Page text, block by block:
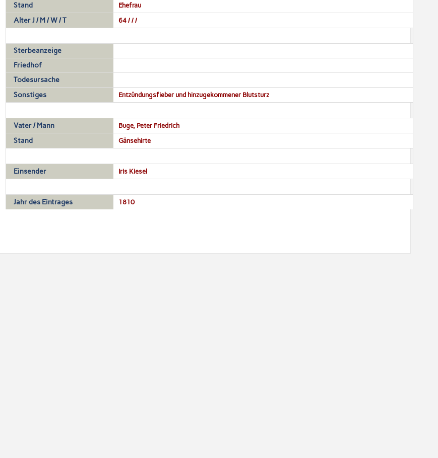
Stand
Ehefrau
Alter J / M / W / T 64 / / /
Sterbeanzeige
Friedhof
Todesursache
Sonstiges
Entzündungsfieber und hinzugekommener Blutsturz
Vater / Mann Buge, Peter Friedrich
Stand Gänsehirte
Einsender Iris Kiesel
Jahr des Eintrages 1810